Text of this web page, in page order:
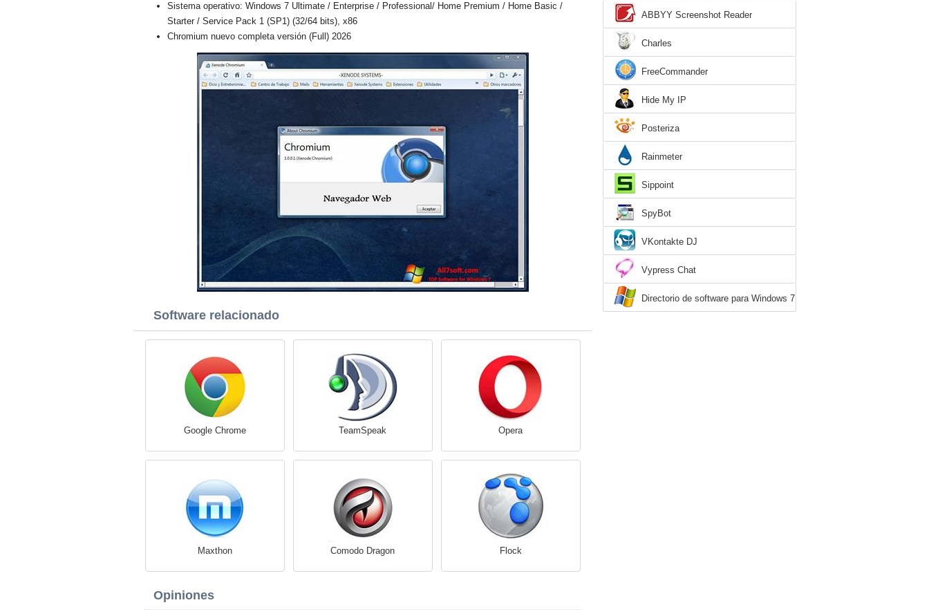
Sistema operativo: Windows 7 Ultimate / Enterprise / Professional/ Home Premium / Home Basic /
Starter / Service Pack 1 (SP1) (32/64 bits), x86
Chromium nuevo completa versión (Full) 2026
Software relacionado
Google Chrome TeamSpeak Opera
Maxthon Comodo Dragon Flock
Opiniones
ABBYY Screenshot Reader
Charles
FreeCommander
Hide My IP
Posteriza
Rainmeter
Sippoint
SpyBot
VKontakte DJ
Vypress Chat
Directorio de software para Windows 7